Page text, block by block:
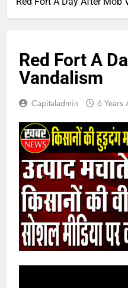
Red Fort A
Vandalism
Capitaladmin 6 Years